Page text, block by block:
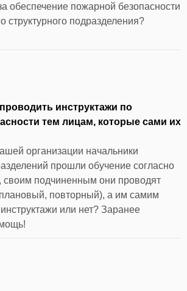
обеспечение пожарной безопасности
структурного подразделения?
инструктажи по
тем лицам, которые сами их
организации начальники
прошли обучение согласно
подчиненным они проводят
повторный), а им самим
или нет? Заранее